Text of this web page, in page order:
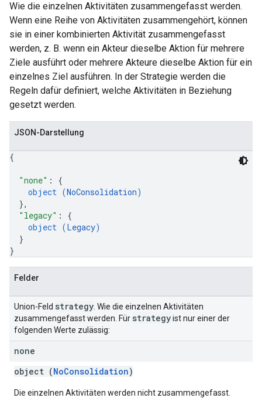
Wie die einzelnen Aktivitäten zusammengefasst werden.
Wenn eine Reihe von Aktivitäten zusammengehört, können
sie in einer kombinierten Aktivität zusammengefasst
werden, z. B. wenn ein Akteur dieselbe Aktion für mehrere
Ziele ausführt oder mehrere Akteure dieselbe Aktion für ein
einzelnes Ziel ausführen. In der Strategie werden die
Regeln dafür definiert, welche Aktivitäten in Beziehung
gesetzt werden.
JSON-Darstellung
{
"none" : {
object (NoConsolidation)
},
"legacy" : {
object (Legacy)
}
}
Felder
Union-Feld strategy . Wie die einzelnen Aktivitäten
zusammengefasst werden. Für strategyist nur einer der
folgenden Werte zulässig:
none
object (NoConsolidation)
Die einzelnen Aktivitäten werden nicht zusammengefasst.